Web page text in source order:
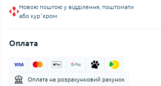
Новою поштою у відділення, поштомати
або курʼєром
Оплата
Оплата на розрахунковий рахунок